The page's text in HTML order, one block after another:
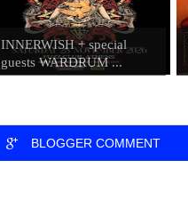
INNERWISH + special
guests WARDRUM ...
BLOGGER COMMENT